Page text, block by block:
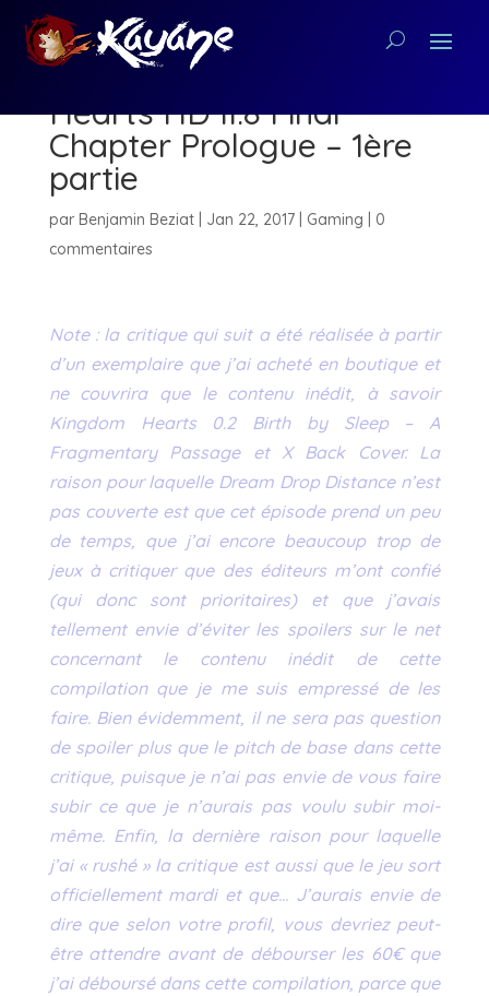
[Critique PS4] Kingdom
Hearts HD II.8 Final
Chapter Prologue – 1ère
partie
par Benjamin Beziat| Jan 22, 2017| Gaming
0
commentaires
Note : la critique qui suit a été réalisée à partir
d’un exemplaire que j’ai acheté en boutique et
ne couvrira que le contenu inédit, à savoir
Kingdom Hearts 0.2 Birth by Sleep – A
Fragmentary Passage et X Back Cover. La
raison pour laquelle Dream Drop Distance n’est
pas couverte est que cet épisode prend un peu
de temps, que j’ai encore beaucoup trop de
jeux à critiquer que des éditeurs m’ont confié
(qui donc sont prioritaires) et que j’avais
tellement envie d’éviter les spoilers sur le net
concernant le contenu inédit de cette
compilation que je me suis empressé de les
faire. Bien évidemment, il ne sera pas question
de spoiler plus que le pitch de base dans cette
critique, puisque je n’ai pas envie de vous faire
subir ce que je n’aurais pas voulu subir moi-
même. Enfin, la dernière raison pour laquelle
j’ai « rushé » la critique est aussi que le jeu sort
officiellement mardi et que… J’aurais envie de
dire que selon votre profil, vous devriez peut-
être attendre avant de débourser les 60€ que
j’ai déboursé dans cette compilation, parce que